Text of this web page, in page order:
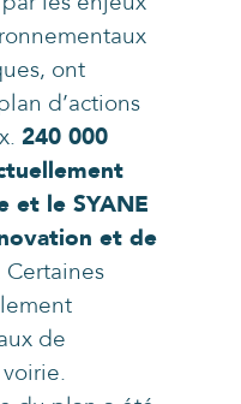
ont
d’actions
240 000
et le SYANE
et de
Certaines
de